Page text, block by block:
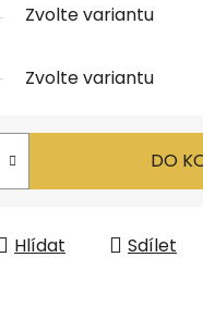
Zvolte variantu
Zvolte variantu
DO
Hlídat Sdílet